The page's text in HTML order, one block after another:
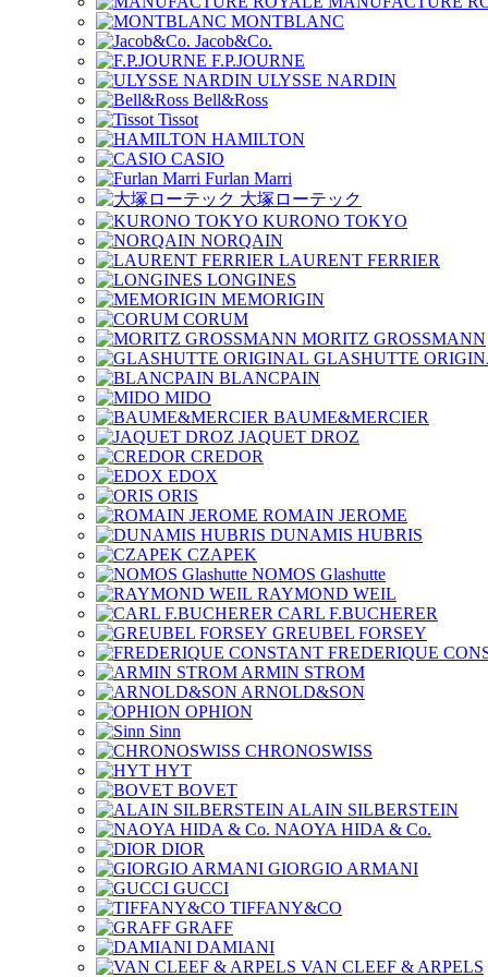
MONTBLANC
Jacob&Co.
F.P.JOURNE
ULYSSE NARDIN
Bell&Ross
Tissot
HAMILTON
CASIO
Furlan Marri
大塚ローテック
KURONO TOKYO
NORQAIN
LAURENT FERRIER
LONGINES
MEMORIGIN
CORUM
MORITZ GROSSMANN
GLASHUTTE
BLANCPAIN
MIDO
BAUME&MERCIER
JAQUET DROZ
CREDOR
EDOX
ORIS
ROMAIN JEROME
DUNAMIS HUBRIS
CZAPEK
NOMOS Glashutte
RAYMOND WEIL
CARL F.BUCHERER
GREUBEL FORSEY
FREDERIQUE
ARMIN STROM
ARNOLD&SON
OPHION
Sinn
CHRONOSWISS
HYT
BOVET
ALAIN SILBERSTEIN
NAOYA HIDA & Co.
DIOR
GIORGIO ARMANI
GUCCI
TIFFANY&CO
GRAFF
DAMIANI
VAN CLEEF & ARPELS